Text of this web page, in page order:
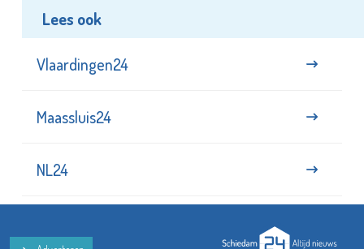
Lees ook
Vlaardingen24
Maassluis24
NL24